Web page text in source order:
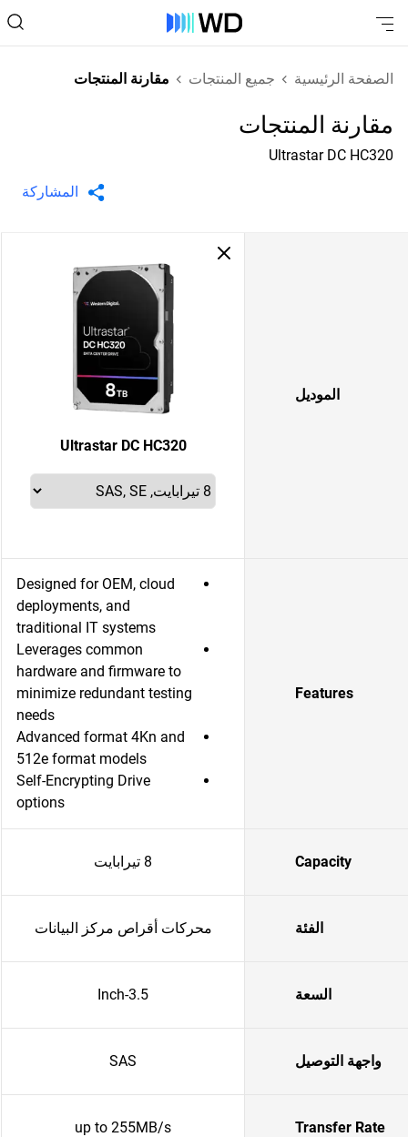
الصفحة الرئيسية جميع المنتجات مقارنة المنتجات
مقارنة المنتجات
Ultrastar DC HC320
المشاركة
الموديل
Ultrastar DC HC320
Features
Designed for OEM, cloud
deployments, and
traditional IT systems
Leverages common
hardware and firmware to
minimize redundant testing
needs
Advanced format 4Kn and
512e format models
Self-Encrypting Drive
options
Capacity 8 تيرابايت
الفئة محركات أقراص مركز البيانات
السعة 3.5-Inch
واجهة التوصيل SAS
Transfer Rate
up to 255MB/s